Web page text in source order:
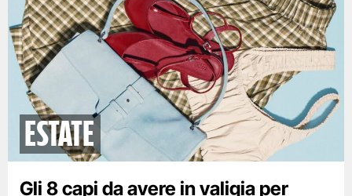
Estate
Gli 8 capi da avere in valigia per